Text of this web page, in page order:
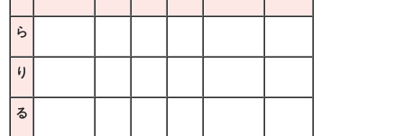
ら
り
る